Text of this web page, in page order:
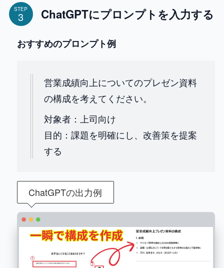
STEP ChatGPTにプロンプトを入力する
おすすめのプロンプト例
営業成績向上についてのプレゼン資料
の構成を考えてください。
対象者：上司向け
目的：課題を明確にし、改善策を提案
する
ChatGPTの出力例